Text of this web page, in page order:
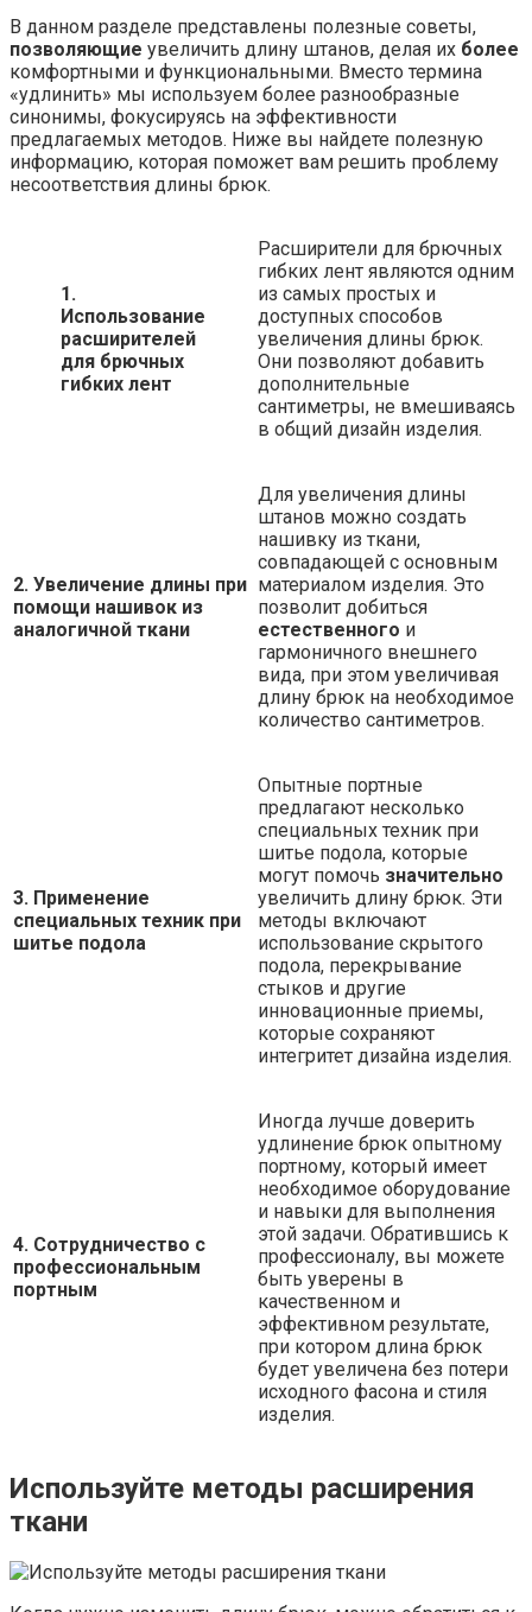
В данном разделе представлены полезные советы,
позволяющие увеличить длину штанов, делая их более
комфортными и функциональными. Вместо термина
«удлинить» мы используем более разнообразные
синонимы, фокусируясь на эффективности
предлагаемых методов. Ниже вы найдете полезную
информацию, которая поможет вам решить проблему
несоответствия длины брюк.
1.
Использование
расширителей
для брючных
гибких лент
Расширители для брючных
гибких лент являются одним
из самых простых и
доступных способов
увеличения длины брюк.
Они позволяют добавить
дополнительные
сантиметры, не вмешиваясь
в общий дизайн изделия.
2. Увеличение длины при
помощи нашивок из
аналогичной ткани
Для увеличения длины
штанов можно создать
нашивку из ткани,
совпадающей с основным
материалом изделия. Это
позволит добиться
естественного и
гармоничного внешнего
вида, при этом увеличивая
длину брюк на необходимое
количество сантиметров.
3. Применение
специальных техник при
шитье подола
Опытные портные
предлагают несколько
специальных техник при
шитье подола, которые
могут помочь значительно
увеличить длину брюк. Эти
методы включают
использование скрытого
подола, перекрывание
стыков и другие
инновационные приемы,
которые сохраняют
интегритет дизайна изделия.
4. Сотрудничество с
профессиональным
портным
Иногда лучше доверить
удлинение брюк опытному
портному, который имеет
необходимое оборудование
и навыки для выполнения
этой задачи. Обратившись к
профессионалу, вы можете
быть уверены в
качественном и
эффективном результате,
при котором длина брюк
будет увеличена без потери
исходного фасона и стиля
изделия.
Используйте методы расширения
ткани